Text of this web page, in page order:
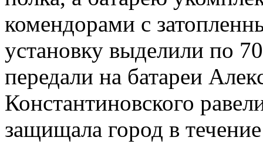
комендорами с
установку выделили по
передали на батареи
Константиновского
защищала город в